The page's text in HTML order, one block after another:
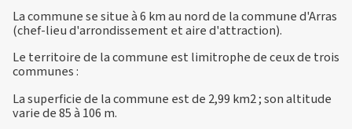
La commune se situe à 6 km au nord de la commune d'Arras
(chef-lieu d'arrondissement et aire d'attraction).
Le territoire de la commune est limitrophe de ceux de trois
communes :
La superficie de la commune est de 2,99 km2 ; son altitude
varie de 85 à 106 m.